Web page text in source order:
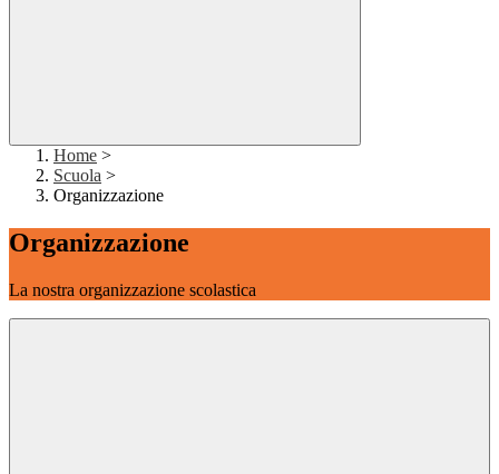
Home >
Scuola >
Organizzazione
Organizzazione
La nostra organizzazione scolastica